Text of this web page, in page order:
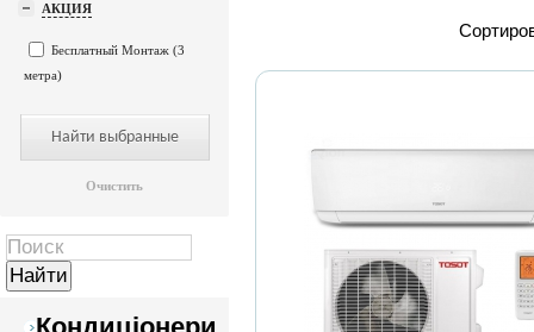
АКЦИЯ
Бесплатный Монтаж (3
метра)
Очистить